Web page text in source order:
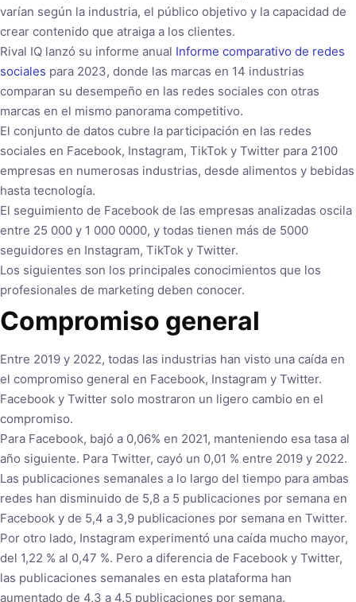
varían según la industria, el público objetivo y la capacidad de
crear contenido que atraiga a los clientes.
Rival IQ lanzó su informe anual Informe comparativo de redes
sociales para 2023, donde las marcas en 14 industrias
comparan su desempeño en las redes sociales con otras
marcas en el mismo panorama competitivo.
El conjunto de datos cubre la participación en las redes
sociales en Facebook, Instagram, TikTok y Twitter para 2100
empresas en numerosas industrias, desde alimentos y bebidas
hasta tecnología.
El seguimiento de Facebook de las empresas analizadas oscila
entre 25 000 y 1 000 0000, y todas tienen más de 5000
seguidores en Instagram, TikTok y Twitter.
Los siguientes son los principales conocimientos que los
profesionales de marketing deben conocer.
Compromiso general
Entre 2019 y 2022, todas las industrias han visto una caída en
el compromiso general en Facebook, Instagram y Twitter.
Facebook y Twitter solo mostraron un ligero cambio en el
compromiso.
Para Facebook, bajó a 0,06% en 2021, manteniendo esa tasa al
año siguiente. Para Twitter, cayó un 0,01 % entre 2019 y 2022.
Las publicaciones semanales a lo largo del tiempo para ambas
redes han disminuido de 5,8 a 5 publicaciones por semana en
Facebook y de 5,4 a 3,9 publicaciones por semana en Twitter.
Por otro lado, Instagram experimentó una caída mucho mayor,
del 1,22 % al 0,47 %. Pero a diferencia de Facebook y Twitter,
las publicaciones semanales en esta plataforma han
aumentado de 4,3 a 4,5 publicaciones por semana.